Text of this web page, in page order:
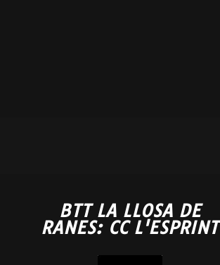
BTT LA LLOSA DE
RANES: CC L'ESPRINT